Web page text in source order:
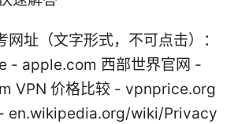
网址（文字形式，不可点击）：
- apple.com 西部世界官网 -
VPN 价格比较 - vpnprice.org
- en.wikipedia.org/wiki/Privacy